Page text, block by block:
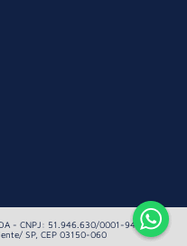
- CNPJ: 51.946.630/0001-94 Av.
SP, CEP 03150-060